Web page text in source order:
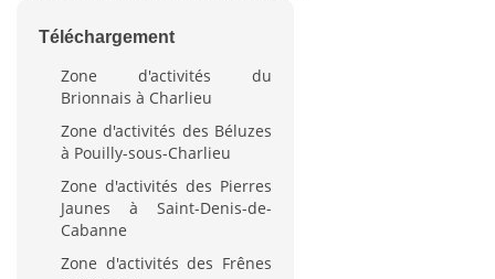
Téléchargement
Zone d'activités du
Brionnais à Charlieu
Zone d'activités des Béluzes
à Pouilly-sous-Charlieu
Zone d'activités des Pierres
Jaunes à Saint-Denis-de-
Cabanne
Zone d'activités des Frênes